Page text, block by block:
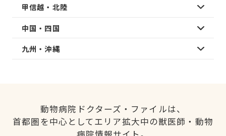
甲信越・北陸
中国・四国
九州・沖縄
動物病院ドクターズ・ファイルは、
首都圏を中心としてエリア拡大中の獣医師・動物